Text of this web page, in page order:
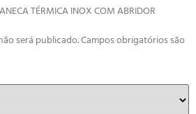
TÉRMICA INOX COM ABRIDOR
será publicado.Campos obrigatórios são